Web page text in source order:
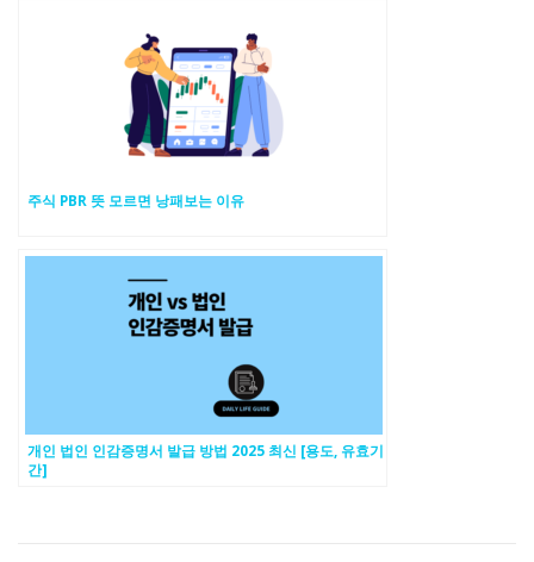
주식 PBR 뜻 모르면 낭패보는 이유
개인 법인 인감증명서 발급 방법 2025 최신 [용도, 유효기
간]